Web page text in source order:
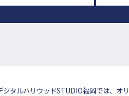
ジタルハリウッドSTUDIO福岡では、オ